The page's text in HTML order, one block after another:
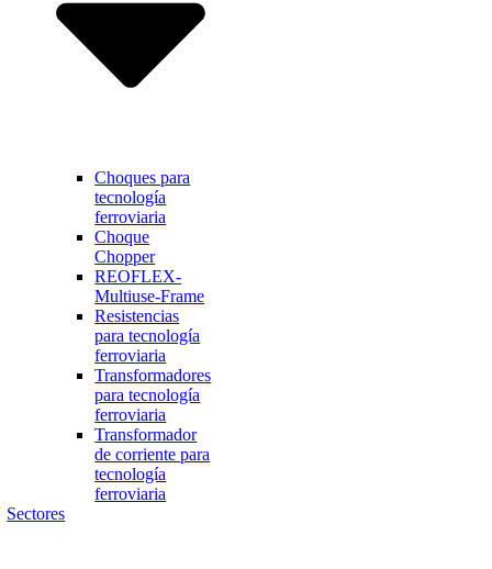
Choques para
tecnología
ferroviaria
Choque
Chopper
REOFLEX-
Multiuse-Frame
Resistencias
para tecnología
ferroviaria
Transformadores
para tecnología
ferroviaria
Transformador
de corriente para
tecnología
ferroviaria
Sectores